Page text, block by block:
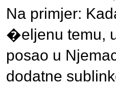
Na primjer:
�eljenu temu,
posao u
dodatne